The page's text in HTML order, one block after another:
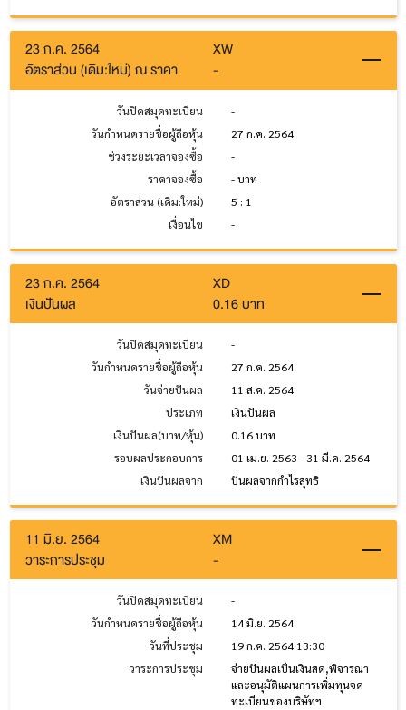
23 ก.ค. 2564
XW
อัตราส่วน (เดิม:ใหม่) ณ ราคา
-
วันปิดสมุดทะเบียน
-
วันกำหนดรายชื่อผู้ถือหุ้น
27 ก.ค. 2564
ช่วงระยะเวลาจองซื้อ
-
ราคาจองซื้อ
- บาท
อัตราส่วน (เดิม:ใหม่)
5 : 1
เงื่อนไข
-
23 ก.ค. 2564
XD
เงินปันผล
0.16 บาท
วันปิดสมุดทะเบียน
-
วันกำหนดรายชื่อผู้ถือหุ้น
27 ก.ค. 2564
วันจ่ายปันผล
11 ส.ค. 2564
ประเภท
เงินปันผล
เงินปันผล(บาท/หุ้น)
0.16 บาท
รอบผลประกอบการ
01 เม.ย. 2563 - 31 มี.ค. 2564
เงินปันผลจาก
ปันผลจากกำไรสุทธิ
11 มิ.ย. 2564
XM
วาระการประชุม
-
วันปิดสมุดทะเบียน
-
วันกำหนดรายชื่อผู้ถือหุ้น
14 มิ.ย. 2564
วันที่ประชุม
19 ก.ค. 2564 13:30
วาระการประชุม
จ่ายปันผลเป็นเงินสด,พิจารณา
และอนุมัติแผนการเพิ่มทุนจด
ทะเบียนของบริษัทฯ